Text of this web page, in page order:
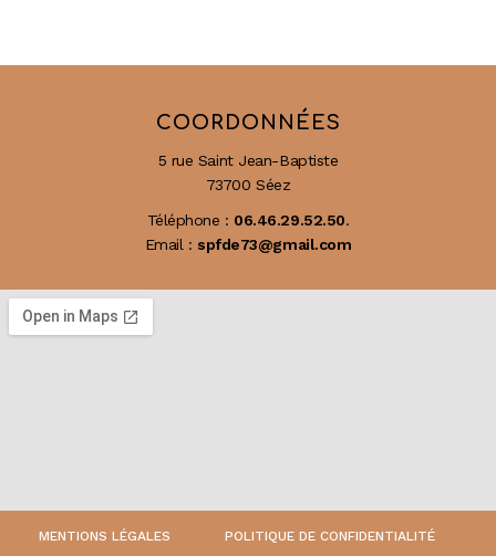
COORDONNÉES
5 rue Saint Jean-Baptiste
73700 Séez
Téléphone : 06.46.29.52.50.
Email : spfde73@gmail.com
MENTIONS LÉGALES POLITIQUE DE CONFIDENTIALITÉ